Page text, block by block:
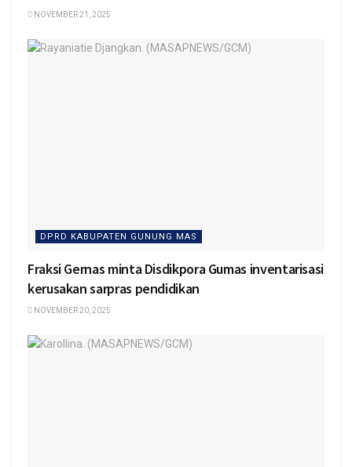
NOVEMBER 21, 2025
DPRD KABUPATEN GUNUNG MAS
Fraksi Gernas minta Disdikpora Gumas inventarisasi
kerusakan sarpras pendidikan
NOVEMBER 20, 2025